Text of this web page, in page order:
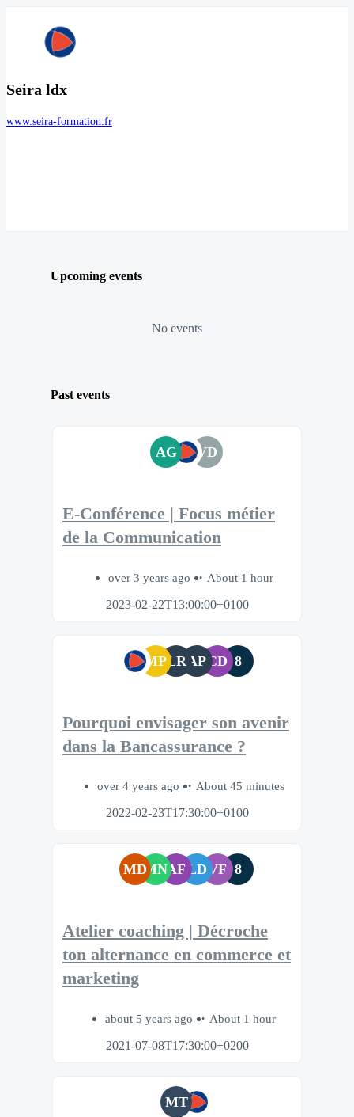
Seira ldx
www.seira-formation.fr
Upcoming events
No events
Past events
AG VD
E-Conférence | Focus métier
de la Communication
over 3 years ago
About 1 hour
2023-02-22T13:00:00+0100
MPLR AP CD 8
Pourquoi envisager son avenir
dans la Bancassurance ?
over 4 years ago
About 45 minutes
2022-02-23T17:30:00+0100
MDMNAF LD VF 8
Atelier coaching | Décroche
ton alternance en commerce et
marketing
about 5 years ago
About 1 hour
2021-07-08T17:30:00+0200
MT